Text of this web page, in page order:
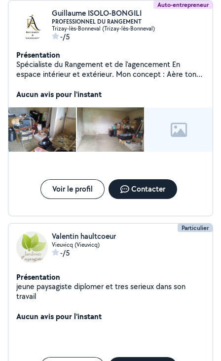
Auto-entrepreneur
Guillaume ISOLO-BONGILI
PROFESSIONNEL DU RANGEMENT
Trizay-lès-Bonneval (Trizay-lès-Bonneval)
-/5
Présentation
Spécialiste du Rangement et de l'agencement En
espace intérieur et extérieur. Mon concept : Aère ton
Réorganisation des espaces intérieurs tels que : Caves/
Entrepôts. Pour un travail de qualité et un usage optimal
de vos espaces.
Aucun avis pour l'instant
Voir le profil Contacter
Particulier
Valentin haultcoeur
Vieuvicq (Vieuvicq)
-/5
Présentation
jeune paysagiste diplomer et tres serieux dans son
travail
Aucun avis pour l'instant